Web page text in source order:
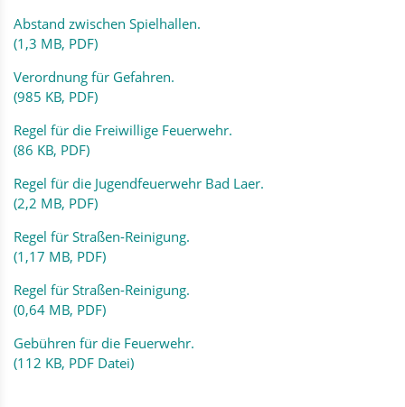
Abstand zwischen Spielhallen.
(1,3 MB, PDF)
Verordnung für Gefahren.
(985 KB, PDF)
Regel für die Freiwillige Feuerwehr.
(86 KB, PDF)
Regel für die Jugendfeuerwehr Bad Laer.
(2,2 MB, PDF)
Regel für Straßen-Reinigung.
(1,17 MB, PDF)
Regel für Straßen-Reinigung.
(0,64 MB, PDF)
Gebühren für die Feuerwehr.
(112 KB, PDF Datei)